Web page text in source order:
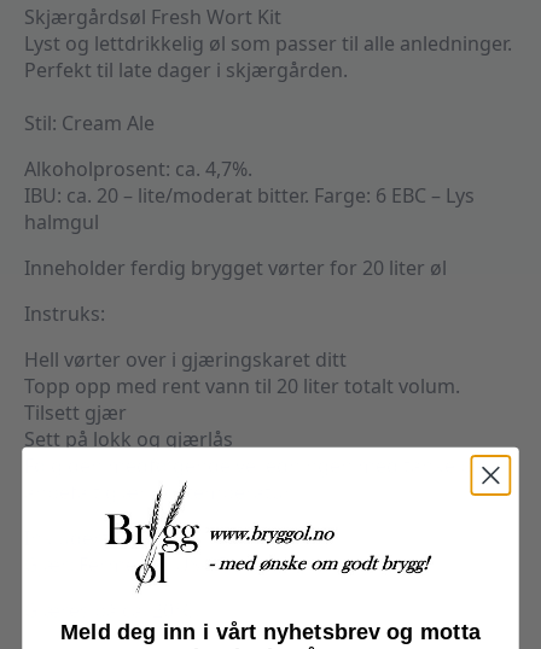
Skjærgårdsøl Fresh Wort Kit
Lyst og lettdrikkelig øl som passer til alle anledninger.
Perfekt til late dager i skjærgården.
Stil: Cream Ale
Alkoholprosent: ca. 4,7%.
IBU: ca. 20 – lite/moderat bitter. Farge: 6 EBC – Lys
halmgul
Inneholder ferdig brygget vørter for 20 liter øl
Instruks:
Hell vørter over i gjæringskaret ditt
Topp opp med rent vann til 20 liter totalt volum.
Tilsett gjær
Sett på lokk og gjærlås
Følg den medfølgende veiledningen med tanke på
anbefalt gjæringstemperatur
Inkludert:
Gjær: Fermentis US-05
Meld deg inn i vårt nyhetsbrev og motta